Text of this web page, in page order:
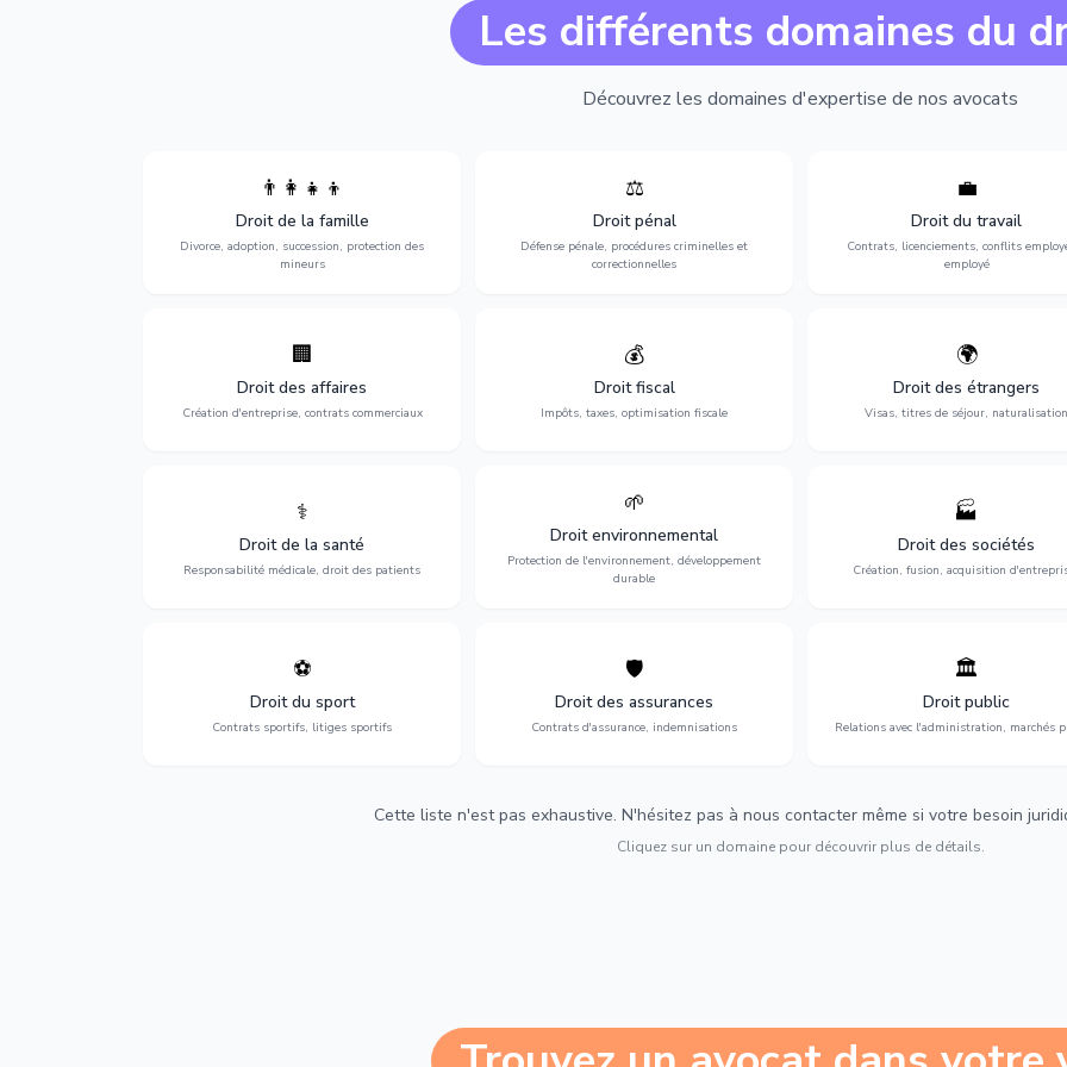
Les différents domaines du
Découvrez les domaines d'expertise de nos avocats
👨‍👩‍👧‍👦
Droit de la famille
Divorce, adoption, succession, protection des
mineurs
succession et protection des personnes
vulnérables.
⚖️
Droit pénal
Défense pénale, procédures criminelles et
correctionnelles
Expertise en matière pénale, de
l'assistance en garde à vue jusqu'au
procès, pour toute affaire correctionnelle
ou criminelle.
💼
Droit du travail
Contrats, licenciements, conflits
employé
Protection de vos droits au
contrats, licenciements,
discrimination et conflits avec
l'employeur.
🏢
Droit des affaires
Création d'entreprise, contrats commerciaux
Accompagnement complet pour votre
entreprise : création, contrats
commerciaux, concurrence et litiges.
💰
Droit fiscal
Impôts, taxes, optimisation fiscale
Optimisation de votre situation fiscale :
déclarations, contentieux, contrôles
fiscaux et planification.
🌍
Droit des étrangers
Visas, titres de séjour, naturalisation
Obtention de vos droits de séjour :
cartes de séjour, regroupement
naturalisation.
⚕️
Droit de la santé
Responsabilité médicale, droit des patients
Défense de vos droits médicaux : erreurs
médicales, responsabilité des praticiens
et indemnisation.
🌱
Droit environnemental
Protection de l'environnement, développement
durable
environnementale, litiges et
développement durable.
🏭
Droit des sociétés
Création, fusion, acquisition
Structuration de votre société :
fusion-acquisition, gouvernance
restructuration.
⚽
Droit du sport
Contrats sportifs, litiges sportifs
Expertise en droit sportif : contrats de
sportifs, transferts, sponsoring et
contentieux.
🛡️
Droit des assurances
Contrats d'assurance, indemnisations
Défense de vos intérêts : contrats
d'assurance, sinistres et indemnisations
optimales.
🏛️
Droit public
Relations avec l'administration, marchés
Gestion de vos relations avec
l'administration : marchés
urbanisme et contentieux.
Cette liste n'est pas exhaustive. N'hésitez pas à nous contacter même si votre besoin
Cliquez sur un domaine pour découvrir plus de détails.